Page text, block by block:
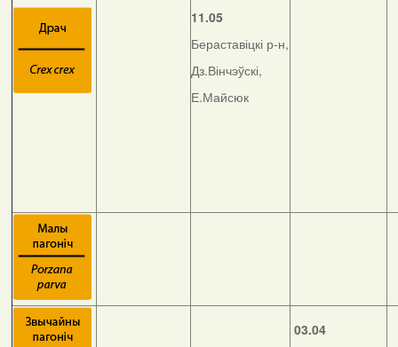
11.05
Бераставіцкі р-н,
Дз.Вінчэўскі,
Е.Майсюк
03.04